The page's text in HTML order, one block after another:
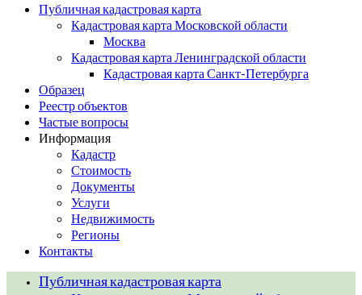
Публичная кадастровая карта
Кадастровая карта Московской области
Москва
Кадастровая карта Ленинградской области
Кадастровая карта Санкт-Петербурга
Образец
Реестр объектов
Частые вопросы
Информация
Кадастр
Стоимость
Документы
Услуги
Недвижимость
Регионы
Контакты
Публичная кадастровая карта